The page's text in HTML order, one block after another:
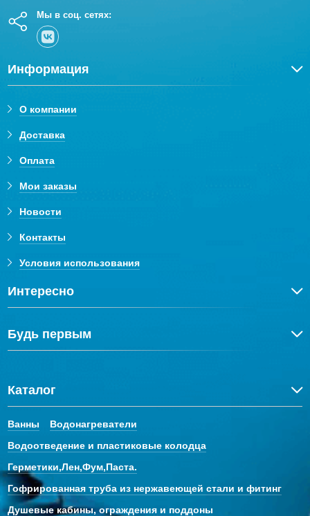
Мы в соц. сетях:
Информация
О компании
Доставка
Оплата
Мои заказы
Новости
Контакты
Условия использования
Интересно
Будь первым
Каталог
Ванны
Водонагреватели
Водоотведение и пластиковые колодца
Герметики,Лен,Фум,Паста.
Гофрированная труба из нержавеющей стали и фитинг
Душевые кабины, ограждения и поддоны